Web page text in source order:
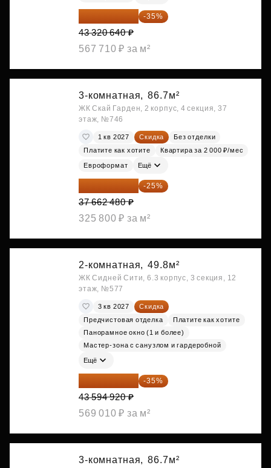
28 158 416 ₽ -35%
43 320 640 ₽
567 710 ₽ за м²
3-комнатная, 86.7м²
ЖК Скай Гарден, 2 корпус, 4 секция, 37
этаж, №746
1 кв 2027 Скидка
Без отделки
Платите как хотите
Квартира за 2 000 ₽/мес
Евроформат Ещё
28 246 860 ₽ -25%
37 662 480 ₽
325 800 ₽ за м²
2-комнатная, 49.8м²
ЖК Сидней Сити, 6.3 корпус, 3 секция, 12
этаж, №577
3 кв 2027
Скидка
Предчистовая отделка
Платите как хотите
Панорамное окно (1 и более)
Мастер-зона с санузлом и гардеробной
Ещё
28 336 698 ₽ -35%
43 594 920 ₽
569 010 ₽ за м²
3-комнатная, 86.7м²